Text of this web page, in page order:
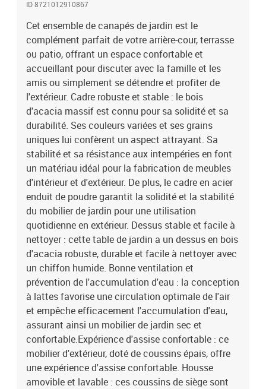
conception à lattes favorise une circulation optimale de l'air et
empêche efficacement l'accumulation d'eau, assurant ainsi un
mobilier de jardin sec et confortable.Expérience d'assise
confortable : ce mobilier d'extérieur, doté de coussins épais, offre
une expérience d'assise confortable. Housse amovible et lavable :
ces coussins de siège sont dotés de housses amovibles pour un
lavage et un entretien faciles. Bon à savoir :Pour que vos meubles
d'extérieur restent beaux, nous vous recommandons de les
protéger avec une housse imperméable.Capacité de charge
maximale (par siège) : 110 kgAssemblage requis : ouiSiège d'angle
:Matériau : bois d’acacia massif avec une finition à l’huile, acier
enduit de poudreDimensions : 68 x 68 x 64 cm (l x P x H)Taille
d'assise : 66 x 66 cm (l x P)Hauteur du siège à partir du sol : 30
cmSiège central :Matériau : bois d’acacia massif avec une finition
à l’huile, acier enduit de poudreDimensions : 68 x 68 x 64 cm (l x P
x H)Taille d'assise : 68 x 66 cm (l x P)Hauteur du siège à partir du
sol : 30 cmRepose-pieds :Matériau : bois d’acacia massif avec une
finition à l’huile, acier enduit de poudreDimensions : 68 x 68 x 30
cm (l x P x H)Table :Matériau : bois d’acacia massif avec une
finition à l’huile, acier enduit de poudreDimensions : 68 x 68 x 30
cm (L x l x H)Capacité de charge maximale : 75 kgCoussin :Couleur
: anthraciteMatériau de la couverture : tissu (100 %
polyester)Matériau de remplissage du coussin de siège :
mousseMatériau de remplissage du coussin de dossier :
fibreDimensions du coussin de siège : 66 x 66 x 6 cm (l x P x
é)Dimensions du coussin de dossier(L) : 67 x 45 x 15 cm (L x l x
é)Dimensions du coussin de dossier (S) : 52 x 45 x 15 cm (L x l x
é)La livraison contient :3 x siège d'angle3 x siège central1 x
repose-pieds1 x table de jardin9 x coussin de dossier7 x coussin
de siège avec housse amovible et lavable
ID 8721012910867
Cet ensemble de canapés de jardin est le
complément parfait de votre arrière-cour, terrasse
ou patio, offrant un espace confortable et
accueillant pour discuter avec la famille et les
amis ou simplement se détendre et profiter de
l'extérieur. Cadre robuste et stable : le bois
d'acacia massif est connu pour sa solidité et sa
durabilité. Ses couleurs variées et ses grains
uniques lui confèrent un aspect attrayant. Sa
stabilité et sa résistance aux intempéries en font
un matériau idéal pour la fabrication de meubles
d'intérieur et d'extérieur. De plus, le cadre en acier
enduit de poudre garantit la solidité et la stabilité
du mobilier de jardin pour une utilisation
quotidienne en extérieur. Dessus stable et facile à
nettoyer : cette table de jardin a un dessus en bois
d'acacia robuste, durable et facile à nettoyer avec
un chiffon humide. Bonne ventilation et
prévention de l'accumulation d'eau : la conception
à lattes favorise une circulation optimale de l'air
et empêche efficacement l'accumulation d'eau,
assurant ainsi un mobilier de jardin sec et
confortable.Expérience d'assise confortable : ce
mobilier d'extérieur, doté de coussins épais, offre
une expérience d'assise confortable. Housse
amovible et lavable : ces coussins de siège sont